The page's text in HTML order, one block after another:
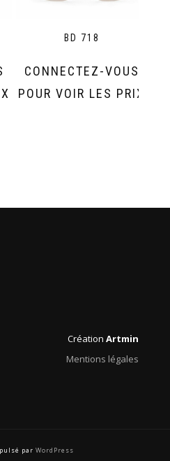
BD 718
CONNECTEZ-VOUS
POUR VOIR LES PRIX
Création Artmin
Mentions légales
par WordPress